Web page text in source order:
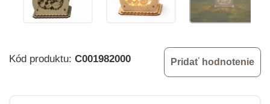
Kód produktu: C001982000 Pridať hodnotenie